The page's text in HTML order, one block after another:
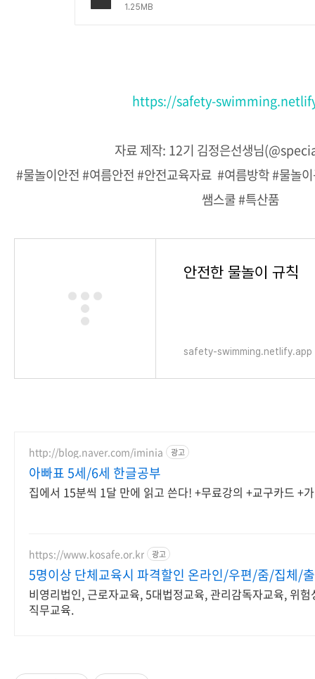
1.25MB
https://safety-
자료 제작: 12기 김정은선생님
#물놀이안전 #여름안전 #안전교육자료 #여름방학 #물놀
쌤스쿨 #특산품
안전한 물놀이 규칙
safety-swimming.netlify.app
http://blog.naver.com/iminia 광고
아빠표 5세/6세 한글공부
집에서 15분씩 1달 만에 읽고 쓴다! +무료강의 +교구카드 +
https://www.kosafe.or.kr 광고
5명이상 단체교육시 파격할인 온라인/우편/줌/집체/
비영리법인, 근로자교육, 5대법정교육, 관리감독자교육, 위험
직무교육.